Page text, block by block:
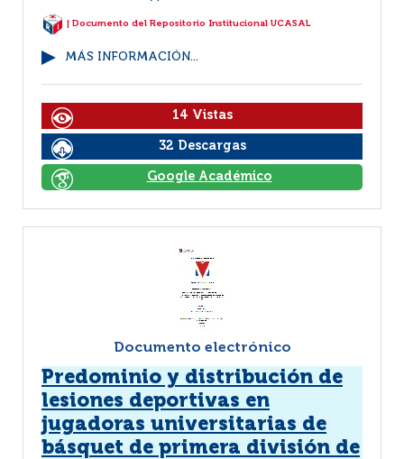
| Documento del Repositorio Institucional UCASAL
MÁS INFORMACIÓN...
14 Vistas
32 Descargas
Google Académico
Documento electrónico
Predominio y distribución de
lesiones deportivas en
jugadoras universitarias de
básquet de primera división de